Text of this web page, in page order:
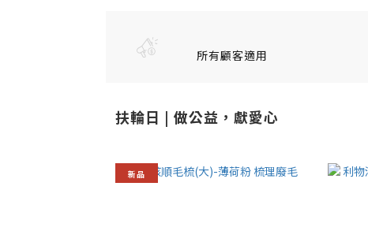
所有顧客適用
扶輪日 | 做公益，獻愛心
新品